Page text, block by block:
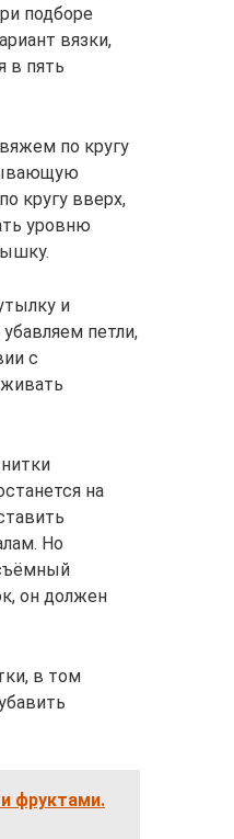
подборе
вязки,
в пять
по кругу
кругу вверх,
уровню
и
петли,
с
на
Но
он должен
в том
фруктами.